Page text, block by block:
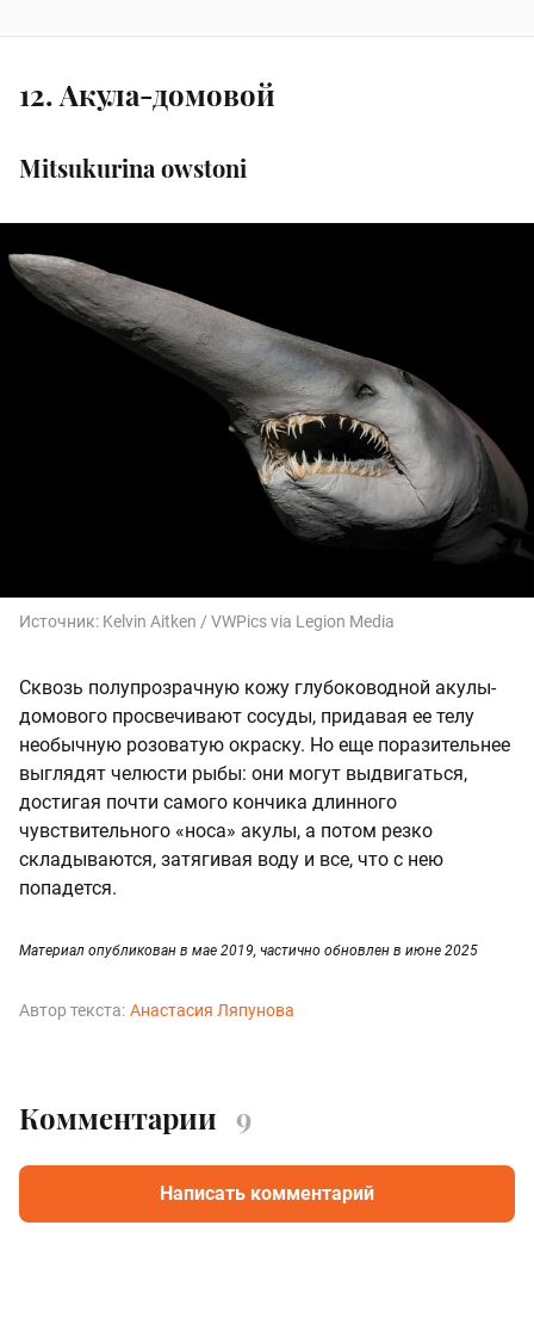
12. Акула-домовой
Mitsukurina owstoni
Источник: Kelvin Aitken / VWPics via Legion Media
Сквозь полупрозрачную кожу глубоководной акулы-
домового просвечивают сосуды, придавая ее телу
необычную розоватую окраску. Но еще поразительнее
выглядят челюсти рыбы: они могут выдвигаться,
достигая почти самого кончика длинного
чувствительного «носа» акулы, а потом резко
складываются, затягивая воду и все, что с нею
попадется.
Материал опубликован в мае 2019, частично обновлен в июне 2025
Автор текста: Анастасия Ляпунова
Комментарии 9
Написать комментарий